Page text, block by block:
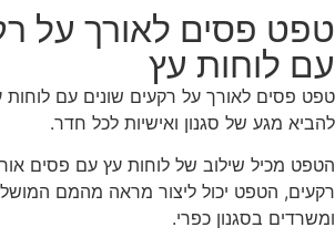
פסים לאורך על
לוחות עץ
פסים לאורך על רקעים שונים עם לוחות
מגע של סגנון ואישיות לכל חדר.
מכיל שילוב של לוחות עץ עם פסים
הטפט יכול ליצור מראה מהמם המושלם
בסגנון כפרי.